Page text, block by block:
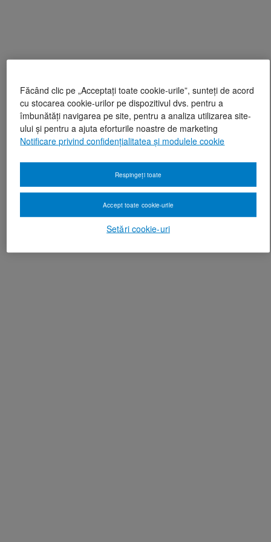
Făcând clic pe „Acceptați toate cookie-urile”, sunteți de acord
cu stocarea cookie-urilor pe dispozitivul dvs. pentru a
îmbunătăți navigarea pe site, pentru a analiza utilizarea site-
ului și pentru a ajuta eforturile noastre de marketing
Notificare privind confidențialitatea și modulele cookie
Setări cookie-uri
Respingeți toate
Accept toate cookie-urile